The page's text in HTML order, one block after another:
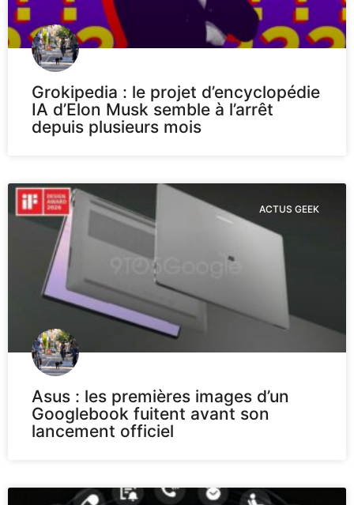
Grokipedia : le projet d’encyclopédie
IA d’Elon Musk semble à l’arrêt
depuis plusieurs mois
ACTUS GEEK
Asus : les premières images d’un
Googlebook fuitent avant son
lancement officiel